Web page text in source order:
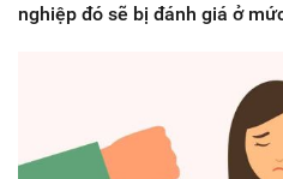
nghiệp đó sẽ bị đánh giá ở